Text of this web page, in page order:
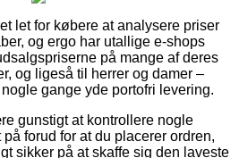
let for købere at analysere priser
og ergo har utallige e-shops
på mange af deres
og ligeså til herrer og damer –
gange yde portofri levering.
gunstigt at kontrollere nogle
forud for at du placerer ordren,
sikker på at skaffe sig den laveste